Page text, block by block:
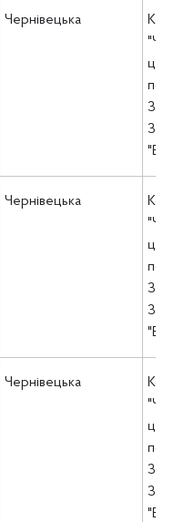
Чернівецька
Чернівецька
Чернівецька